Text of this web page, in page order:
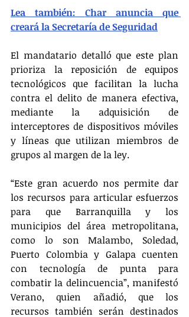
Lea también: Char anuncia que
creará la Secretaría de Seguridad
El mandatario detalló que este plan
prioriza la reposición de equipos
tecnológicos que facilitan la lucha
contra el delito de manera efectiva,
mediante la adquisición de
interceptores de dispositivos móviles
y líneas que utilizan miembros de
grupos al margen de la ley.
“Este gran acuerdo nos permite dar
los recursos para articular esfuerzos
para que Barranquilla y los
municipios del área metropolitana,
como lo son Malambo, Soledad,
Puerto Colombia y Galapa cuenten
con tecnología de punta para
combatir la delincuencia”, manifestó
Verano, quien añadió, que los
recursos también serán destinados